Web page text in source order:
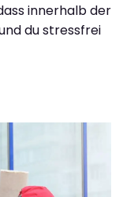
innerhalb der
du stressfrei